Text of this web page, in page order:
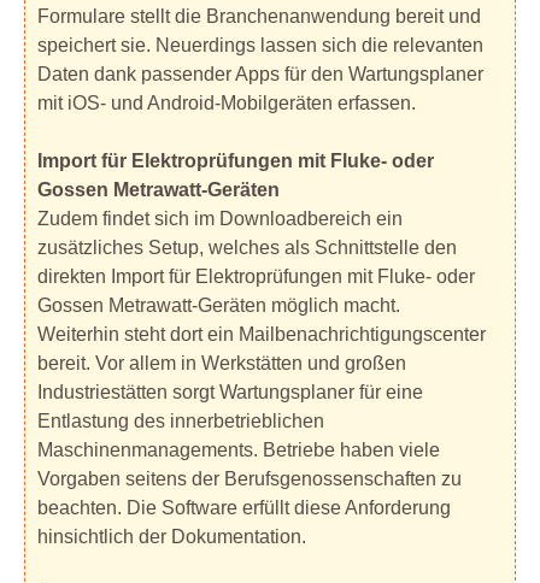
Formulare stellt die Branchenanwendung bereit und
speichert sie. Neuerdings lassen sich die relevanten
Daten dank passender Apps für den Wartungsplaner
mit iOS- und Android-Mobilgeräten erfassen.
Import für Elektroprüfungen mit Fluke- oder
Gossen Metrawatt-Geräten
Zudem findet sich im Downloadbereich ein
zusätzliches Setup, welches als Schnittstelle den
direkten Import für Elektroprüfungen mit Fluke- oder
Gossen Metrawatt-Geräten möglich macht.
Weiterhin steht dort ein Mailbenachrichtigungscenter
bereit. Vor allem in Werkstätten und großen
Industriestätten sorgt Wartungsplaner für eine
Entlastung des innerbetrieblichen
Maschinenmanagements. Betriebe haben viele
Vorgaben seitens der Berufsgenossenschaften zu
beachten. Die Software erfüllt diese Anforderung
hinsichtlich der Dokumentation.